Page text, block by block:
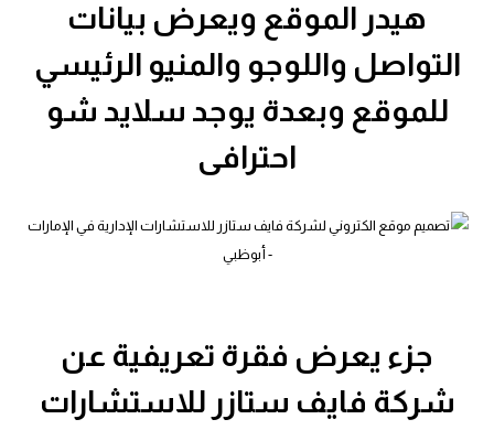
هيدر الموقع ويعرض بيانات
التواصل واللوجو والمنيو الرئيسي
للموقع وبعدة يوجد سلايد شو
احترافى
جزء يعرض فقرة تعريفية عن
شركة فايف ستازر للاستشارات